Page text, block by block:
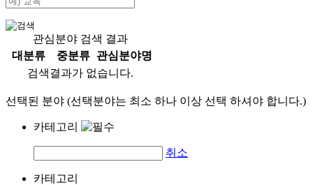
관심분야 검색 결과
대분류
중분류
관심분야명
검색결과가 없습니다.
선택된 분야 (선택분야는 최소 하나 이상 선택 하셔야 합니다.)
카테고리
취소
카테고리